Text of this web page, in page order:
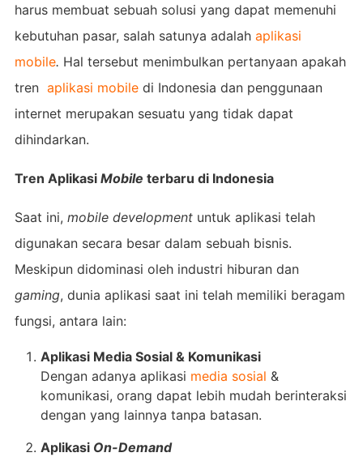
harus membuat sebuah solusi yang dapat memenuhi
kebutuhan pasar, salah satunya adalah aplikasi
mobile. Hal tersebut menimbulkan pertanyaan apakah
tren aplikasi mobiledi Indonesia dan penggunaan
internet merupakan sesuatu yang tidak dapat
dihindarkan.
Tren Aplikasi Mobile terbaru di Indonesia
Saat ini, mobile developmentuntuk aplikasi telah
digunakan secara besar dalam sebuah bisnis.
Meskipun didominasi oleh industri hiburan dan
gaming, dunia aplikasi saat ini telah memiliki beragam
fungsi, antara lain:
Aplikasi Media Sosial & Komunikasi
Dengan adanya aplikasi media sosial &
komunikasi, orang dapat lebih mudah berinteraksi
dengan yang lainnya tanpa batasan.
Aplikasi On-Demand